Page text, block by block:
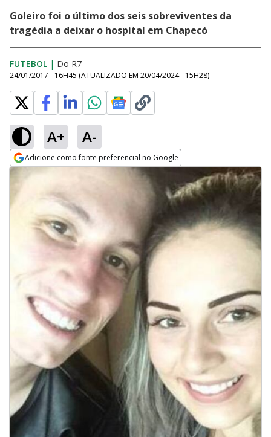
Goleiro foi o último dos seis sobreviventes da
tragédia a deixar o hospital em Chapecó
FUTEBOL | Do R7
24/01/2017 - 16H45 (ATUALIZADO EM 20/04/2024 - 15H28)
A+ A-
Adicione como fonte preferencial no Google
Opens in new window